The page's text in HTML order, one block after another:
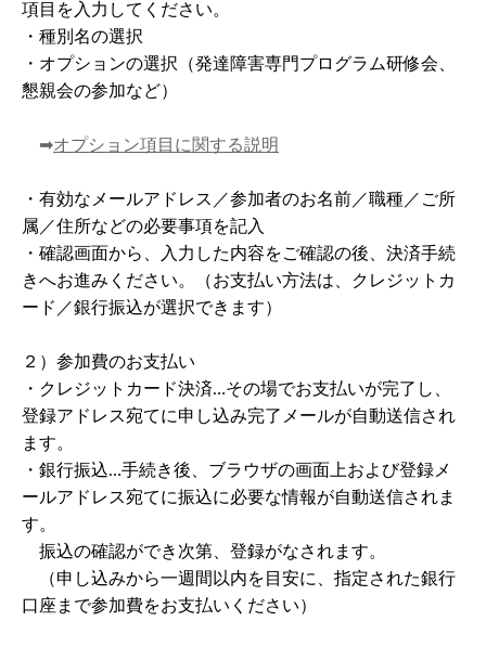
項目を入力してください。
・種別名の選択
・オプションの選択（発達障害専門プログラム研修会、
懇親会の参加など）
➡オプション項目に関する説明
・有効なメールアドレス／参加者のお名前／職種／ご所
属／住所などの必要事項を記入
・確認画面から、入力した内容をご確認の後、決済手続
きへお進みください。（お支払い方法は、クレジットカ
ード／銀行振込が選択できます）
２）参加費のお支払い
・クレジットカード決済…その場でお支払いが完了し、
登録アドレス宛てに申し込み完了メールが自動送信され
ます。
・銀行振込…手続き後、ブラウザの画面上および登録メ
ールアドレス宛てに振込に必要な情報が自動送信されま
す。
振込の確認ができ次第、登録がなされます。
（申し込みから一週間以内を目安に、指定された銀行
口座まで参加費をお支払いください）